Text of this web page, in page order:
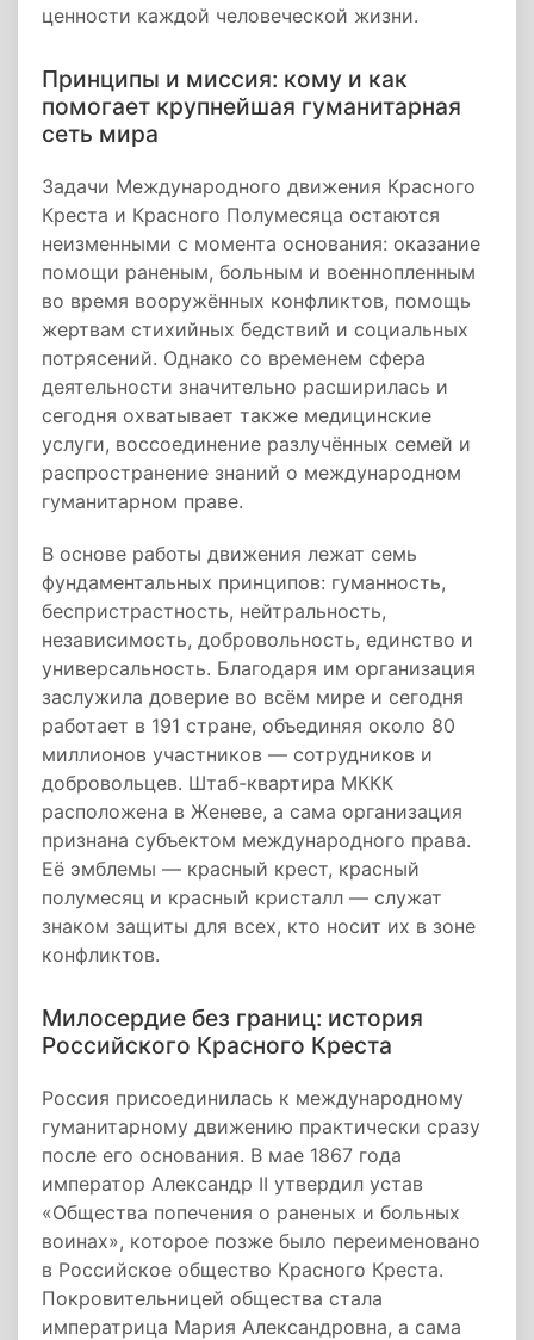
ценности каждой человеческой жизни.
Принципы и миссия: кому и как
помогает крупнейшая гуманитарная
сеть мира
Задачи Международного движения Красного
Креста и Красного Полумесяца остаются
неизменными с момента основания: оказание
помощи раненым, больным и военнопленным
во время вооружённых конфликтов, помощь
жертвам стихийных бедствий и социальных
потрясений. Однако со временем сфера
деятельности значительно расширилась и
сегодня охватывает также медицинские
услуги, воссоединение разлучённых семей и
распространение знаний о международном
гуманитарном праве.
В основе работы движения лежат семь
фундаментальных принципов: гуманность,
беспристрастность, нейтральность,
независимость, добровольность, единство и
универсальность. Благодаря им организация
заслужила доверие во всём мире и сегодня
работает в 191 стране, объединяя около 80
миллионов участников — сотрудников и
добровольцев. Штаб-квартира МККК
расположена в Женеве, а сама организация
признана субъектом международного права.
Её эмблемы — красный крест, красный
полумесяц и красный кристалл — служат
знаком защиты для всех, кто носит их в зоне
конфликтов.
Милосердие без границ: история
Российского Красного Креста
Россия присоединилась к международному
гуманитарному движению практически сразу
после его основания. В мае 1867 года
император Александр II утвердил устав
«Общества попечения о раненых и больных
воинах», которое позже было переименовано
в Российское общество Красного Креста.
Покровительницей общества стала
императрица Мария Александровна, а сама